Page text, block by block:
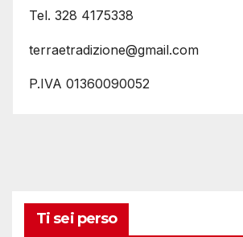
Tel. 328 4175338
terraetradizione@gmail.com
P.IVA 01360090052
Ti sei perso